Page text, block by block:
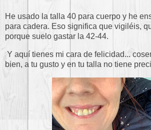
He usado la talla 40 para cuerpo y he
para cadera. Eso significa que vigiléis,
porque suelo gastar la 42-44.
Y aquí tienes mi cara de felicidad...
bien, a tu gusto y en tu talla no tiene